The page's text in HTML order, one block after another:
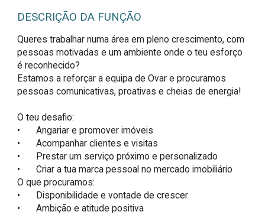
DESCRIÇÃO DA FUNÇÃO
Queres trabalhar numa área em pleno crescimento, com
pessoas motivadas e um ambiente onde o teu esforço
é reconhecido?
Estamos a reforçar a equipa de Ovar e procuramos
pessoas comunicativas, proativas e cheias de energia!
O teu desafio:
•	Angariar e promover imóveis
•	Acompanhar clientes e visitas
•	Prestar um serviço próximo e personalizado
•	Criar a tua marca pessoal no mercado imobiliário
O que procuramos:
•	Disponibilidade e vontade de crescer
•	Ambição e atitude positiva